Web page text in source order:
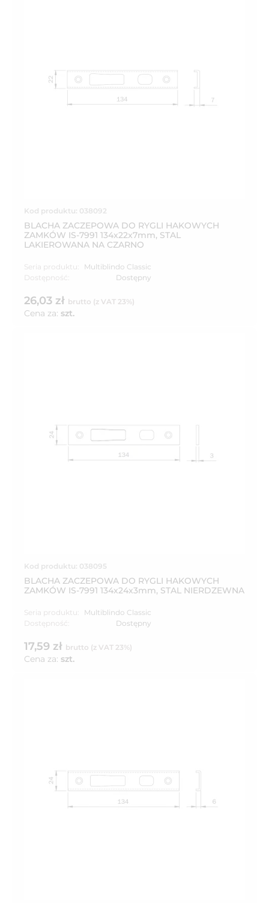
Kod produktu: 038092
BLACHA ZACZEPOWA DO RYGLI HAKOWYCH
ZAMKÓW IS-7991 134x22x7mm, STAL
LAKIEROWANA NA CZARNO
Seria produktu:
Multiblindo Classic
Dostępność:
Dostępny
26,03 zł brutto (z VAT 23%)
Cena za: szt.
Kod produktu: 038095
BLACHA ZACZEPOWA DO RYGLI HAKOWYCH
ZAMKÓW IS-7991 134x24x3mm, STAL NIERDZEWNA
Seria produktu:
Multiblindo Classic
Dostępność:
Dostępny
17,59 zł brutto (z VAT 23%)
Cena za: szt.